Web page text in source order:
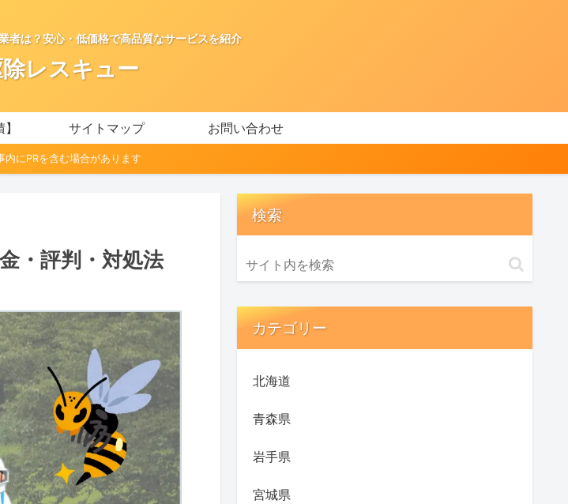
者は？安心・低価格で高品質なサービスを紹介
レスキュー
サイトマップ お問い合わせ
内にPRを含む場合があります
・評判・対処法
検索
カテゴリー
北海道
青森県
岩手県
宮城県